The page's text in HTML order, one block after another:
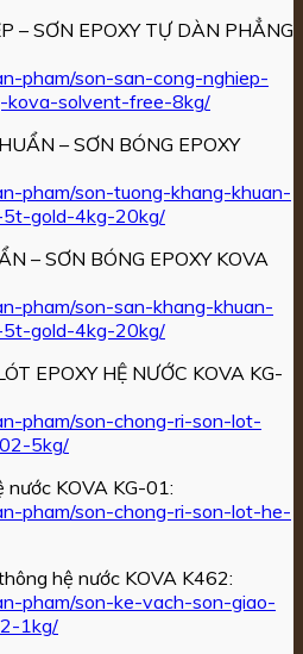
– SƠN EPOXY TỰ DÀN PHẲNG
pham/son-san-cong-nghiep-
kova-solvent-free-8kg/
– SƠN BÓNG EPOXY
pham/son-tuong-khang-khuan-
gold-4kg-20kg/
– SƠN BÓNG EPOXY KOVA
pham/son-san-khang-khuan-
gold-4kg-20kg/
EPOXY HỆ NƯỚC KOVA KG-
pham/son-chong-ri-son-lot-
5kg/
nước KOVA KG-01:
pham/son-chong-ri-son-lot-he-
hệ nước KOVA K462:
pham/son-ke-vach-son-giao-
1kg/